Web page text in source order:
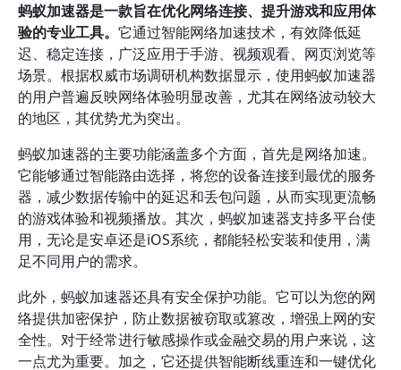
蚂蚁加速器是一款旨在优化网络连接、提升游戏和应用体
验的专业工具。 它通过智能网络加速技术，有效降低延
迟、稳定连接，广泛应用于手游、视频观看、网页浏览等
场景。根据权威市场调研机构数据显示，使用蚂蚁加速器
的用户普遍反映网络体验明显改善，尤其在网络波动较大
的地区，其优势尤为突出。
蚂蚁加速器的主要功能涵盖多个方面，首先是网络加速。
它能够通过智能路由选择，将您的设备连接到最优的服务
器，减少数据传输中的延迟和丢包问题，从而实现更流畅
的游戏体验和视频播放。其次，蚂蚁加速器支持多平台使
用，无论是安卓还是iOS系统，都能轻松安装和使用，满
足不同用户的需求。
此外，蚂蚁加速器还具有安全保护功能。它可以为您的网
络提供加密保护，防止数据被窃取或篡改，增强上网的安
全性。对于经常进行敏感操作或金融交易的用户来说，这
一点尤为重要。加之，它还提供智能断线重连和一键优化